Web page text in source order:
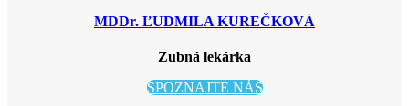
MDDr. ĽUDMILA KUREČKOVÁ
Zubná lekárka
SPOZNAJTE NÁS